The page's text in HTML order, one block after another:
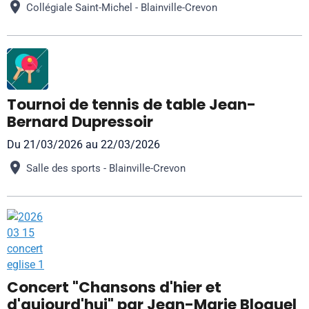
Collégiale Saint-Michel - Blainville-Crevon
Tournoi de tennis de table Jean-
Bernard Dupressoir
Du 21/03/2026 au 22/03/2026
Salle des sports - Blainville-Crevon
Concert "Chansons d'hier et
d'aujourd'hui" par Jean-Marie Bloquel